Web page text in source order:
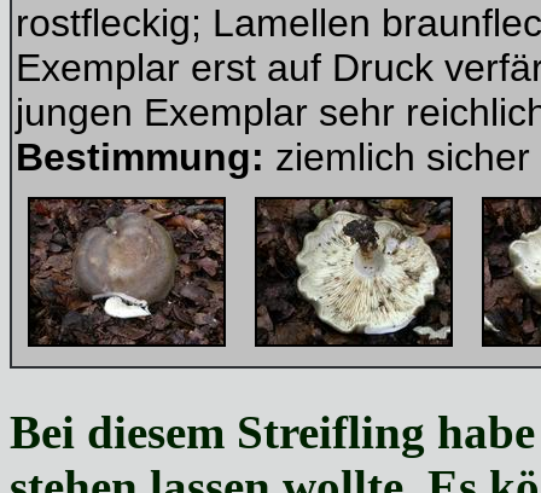
rostfleckig; Lamellen
Exemplar erst auf Druck
jungen Exemplar sehr
Bestimmung: ziemlich
Bei diesem Streifling